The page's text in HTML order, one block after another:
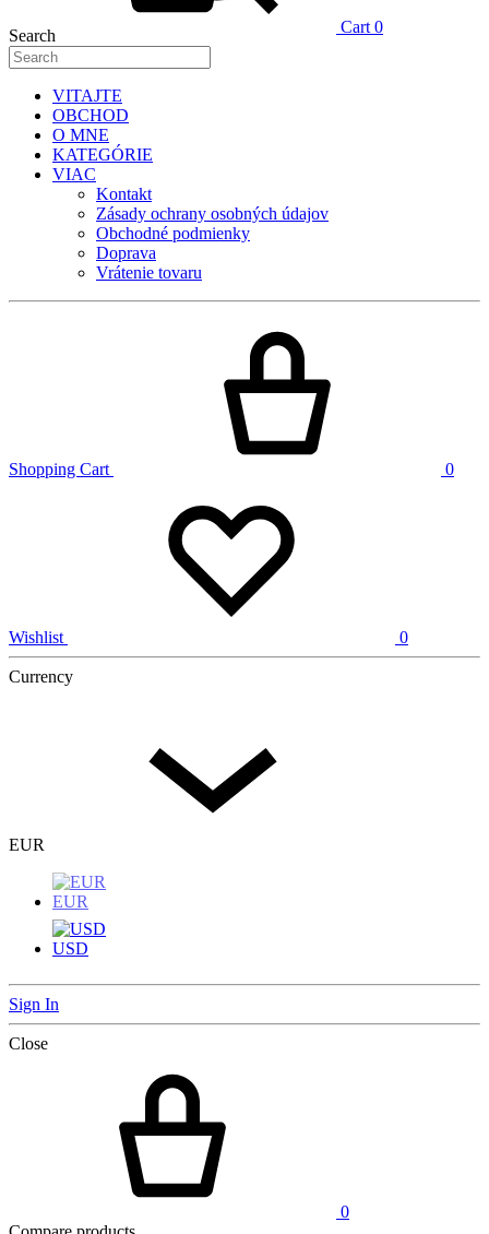
Cart 0
Search
VITAJTE
OBCHOD
O MNE
KATEGÓRIE
VIAC
Kontakt
Zásady ochrany osobných údajov
Obchodné podmienky
Doprava
Vrátenie tovaru
Shopping Cart 0
Wishlist 0
Currency
EUR
EUR
USD
Sign In
Close
0